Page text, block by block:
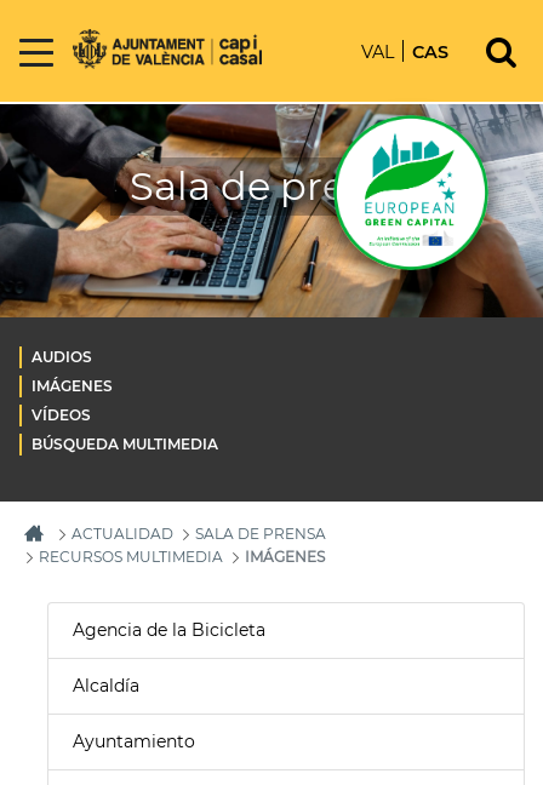
VAL CAS
Sala de prensa
AUDIOS
IMÁGENES
VÍDEOS
BÚSQUEDA MULTIMEDIA
ACTUALIDAD
SALA DE PRENSA
RECURSOS MULTIMEDIA
IMÁGENES
Agencia de la Bicicleta
Alcaldía
Ayuntamiento